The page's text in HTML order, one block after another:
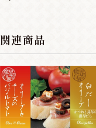
関連商品